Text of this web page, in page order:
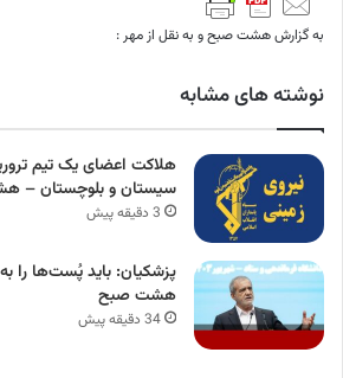
به گزارش هشت صبح و به نقل از مهر :
نوشته های مشابه
هلاکت اعضای یک تیم
سیستان و بلوچستان –
3 دقیقه پیش
پزشکیان: باید پُست‌ها را
هشت صبح
34 دقیقه پیش